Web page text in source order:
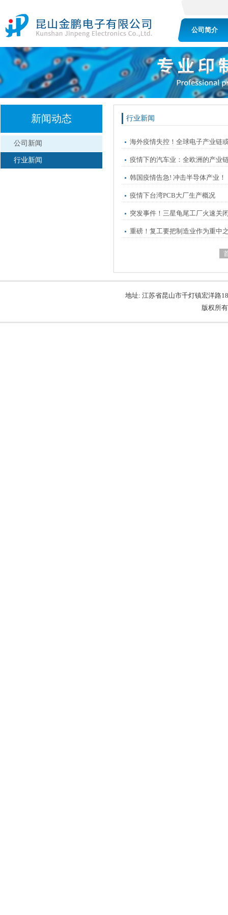
公司简介
新闻动态
公司新闻
行业新闻
行业新闻
海外疫情失控！全球电子产业链
疫情下的汽车业：全欧洲的产业
韩国疫情告急! 冲击半导体产业！
疫情下台湾PCB大厂生产概况
突发事件！三星龟尾工厂火速关
重磅！复工要把制造业作为重中
地址: 江苏省昆山市千灯镇宏洋路
版权所